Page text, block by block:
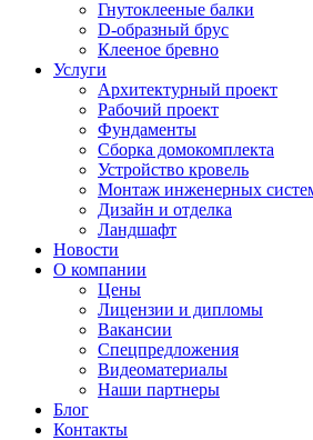
Гнутоклееные балки
D-образный брус
Клееное бревно
Услуги
Архитектурный проект
Рабочий проект
Фундаменты
Сборка домокомплекта
Устройство кровель
Монтаж инженерных
Дизайн и отделка
Ландшафт
Новости
О компании
Цены
Лицензии и дипломы
Вакансии
Cпецпредложения
Видеоматериалы
Наши партнеры
Блог
Контакты